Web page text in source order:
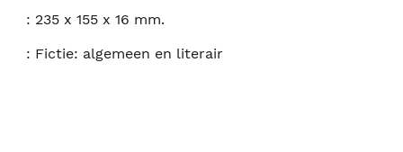
: 235 x 155 x 16 mm.
: Fictie: algemeen en literair